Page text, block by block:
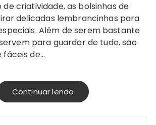
delicadas lembrancinhas para
Além de serem bastante
para guardar de tudo, são
de…
Continuar lendo